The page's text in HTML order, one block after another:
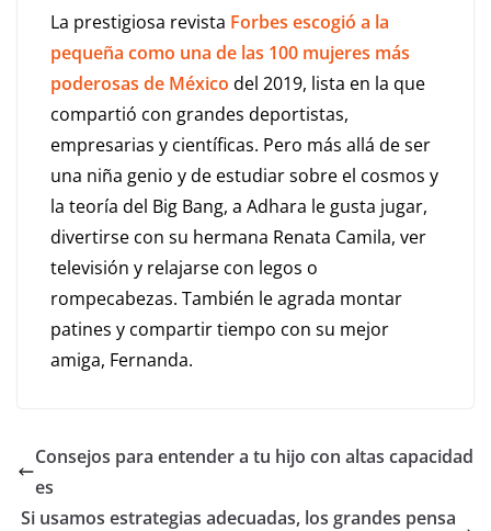
La prestigiosa revista Forbes escogió a la
pequeña como una de las 100 mujeres más
poderosas de México del 2019, lista en la que
compartió con grandes deportistas,
empresarias y científicas. Pero más allá de ser
una niña genio y de estudiar sobre el cosmos y
la teoría del Big Bang, a Adhara le gusta jugar,
divertirse con su hermana Renata Camila, ver
televisión y relajarse con legos o
rompecabezas. También le agrada montar
patines y compartir tiempo con su mejor
amiga, Fernanda.
Consejos para entender a tu hijo con altas capacidad
es
Si usamos estrategias adecuadas, los grandes pensa